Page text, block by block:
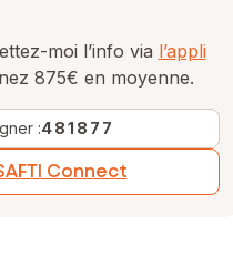
moi l’info via l’appli
875€ en moyenne.
:481877
Connect